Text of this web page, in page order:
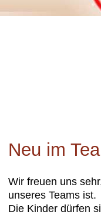
Neu im
Wir freuen uns
unseres Teams ist.
Die Kinder dürfen